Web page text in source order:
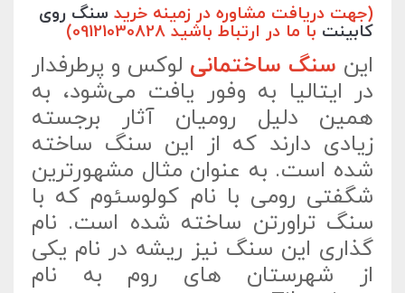
(جهت دریافت مشاوره در زمینه خرید سنگ روی
کابینت با ما در ارتباط باشید 09121030828)
این سنگ ساختمانی لوکس و پرطرفدار
در ایتالیا به وفور یافت می‌شود، به
همین دلیل رومیان آثار برجسته
زیادی دارند که از این سنگ ساخته
شده است. به عنوان مثال مشهورترین
شگفتی رومی با نام کولوسئوم که با
سنگ تراورتن ساخته شده است. نام
گذاری این سنگ نیز ریشه در نام یکی
از شهرستان های روم به نام